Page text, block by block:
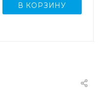
В КОРЗИНУ